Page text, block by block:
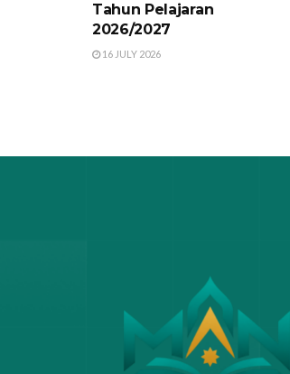
Tahun Pelajaran
2026/2027
16 JULY 2026